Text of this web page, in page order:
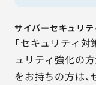
サイバーセキュリ
「セキュリティ
ュリティ強化の
をお持ちの方は